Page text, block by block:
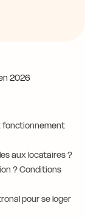
2026
fonctionnement
aux locataires ?
? Conditions
pour se loger